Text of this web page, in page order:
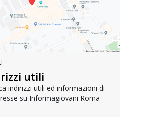
utili
indirizzi utili ed informazioni di
su Informagiovani Roma